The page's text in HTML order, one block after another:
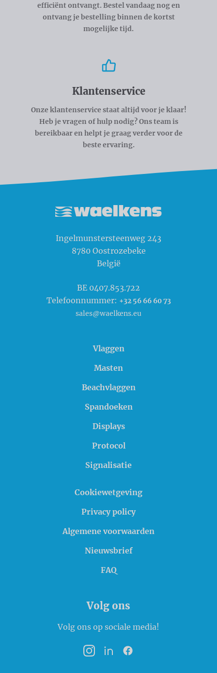
efficiënt ontvangt. Bestel vandaag nog en
ontvang je bestelling binnen de kortst
mogelijke tijd.
Klantenservice
Onze klantenservice staat altijd voor je klaar!
Heb je vragen of hulp nodig? Ons team is
bereikbaar en helpt je graag verder voor de
beste ervaring.
Ingelmunstersteenweg 243
8780 Oostrozebeke
België
BE 0407.853.722
Telefoonnummer: +32 56 66 60 73
sales@waelkens.eu
Vlaggen
Masten
Beachvlaggen
Spandoeken
Displays
Protocol
Signalisatie
Cookiewetgeving
Privacy policy
Algemene voorwaarden
Nieuwsbrief
FAQ
Volg ons
Volg ons op sociale media!
InstagramLinkedInFacebook